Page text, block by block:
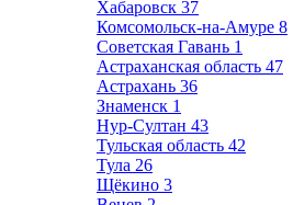
Хабаровск 37
Комсомольск-на-Амуре 8
Советская Гавань 1
Астраханская область 47
Астрахань 36
Знаменск 1
Нур-Султан 43
Тульская область 42
Тула 26
Щёкино 3